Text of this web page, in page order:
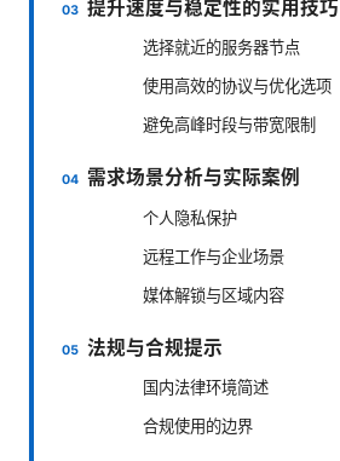
提升速度与稳定性的实用技巧
选择就近的服务器节点
使用高效的协议与优化选项
避免高峰时段与带宽限制
需求场景分析与实际案例
个人隐私保护
远程工作与企业场景
媒体解锁与区域内容
法规与合规提示
国内法律环境简述
合规使用的边界